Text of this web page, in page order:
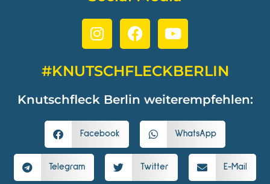
#KNUTSCHFLECKBERLIN
Knutschfleck Berlin weiterempfehlen:
Facebook WhatsApp
Telegram Twitter E-Mail